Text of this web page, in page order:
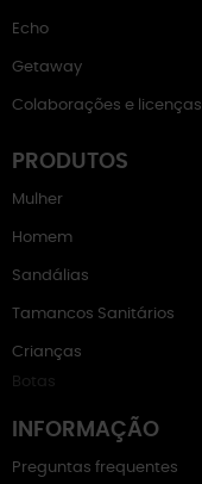
Echo
Getaway
Colaborações e licenças
PRODUTOS
Mulher
Homem
Sandálias
Tamancos Sanitários
Crianças
Botas
INFORMAÇÃO
Preguntas frequentes